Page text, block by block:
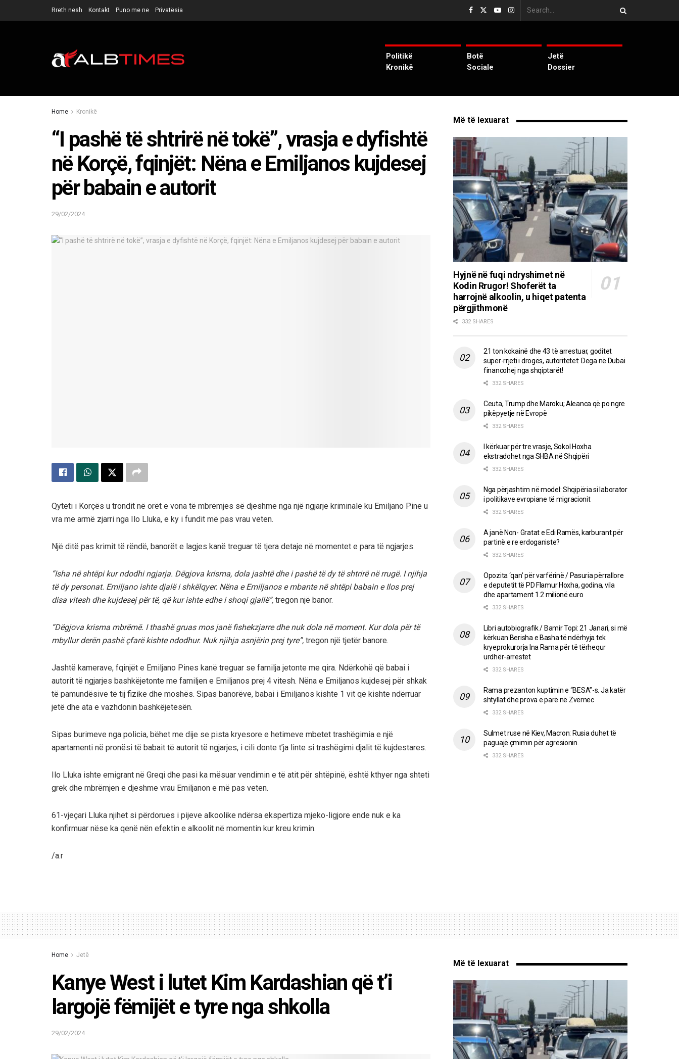
Rreth nesh Kontakt Puno me ne Privatësia
Politikë
Kronikë
Botë
Sociale
Jetë
Dossier
Home Kronikë
“I pashë të shtrirë në tokë”, vrasja e dyfishtë
në Korçë, fqinjët: Nëna e Emiljanos kujdesej
për babain e autorit
29/02/2024
Qyteti i Korçës u trondit në orët e vona të mbrëmjes së djeshme nga një ngjarje kriminale ku Emiljano Pine u
vra me armë zjarri nga Ilo Lluka, e ky i fundit më pas vrau veten.
Një ditë pas krimit të rëndë, banorët e lagjes kanë treguar të tjera detaje në momentet e para të ngjarjes.
“Isha në shtëpi kur ndodhi ngjarja. Dëgjova krisma, dola jashtë dhe i pashë të dy të shtrirë në rrugë. I njihja
të dy personat. Emiljano ishte djalë i shkëlqyer. Nëna e Emiljanos e mbante në shtëpi babain e Ilos prej
disa vitesh dhe kujdesej për të, që kur ishte edhe i shoqi gjallë”, tregon një banor.
“Dëgjova krisma mbrëmë. I thashë gruas mos janë fishekzjarre dhe nuk dola në moment. Kur dola për të
mbyllur derën pashë çfarë kishte ndodhur. Nuk njihja asnjërin prej tyre”, tregon një tjetër banore.
Jashtë kamerave, fqinjët e Emiljano Pines kanë treguar se familja jetonte me qira. Ndërkohë që babai i
autorit të ngjarjes bashkëjetonte me familjen e Emiljanos prej 4 vitesh. Nëna e Emiljanos kujdesej për shkak
të pamundësive të tij fizike dhe moshës. Sipas banorëve, babai i Emiljanos kishte 1 vit që kishte ndërruar
jetë dhe ata e vazhdonin bashkëjetesën.
Sipas burimeve nga policia, bëhet me dije se pista kryesore e hetimeve mbetet trashëgimia e një
apartamenti në pronësi të babait të autorit të ngjarjes, i cili donte t’ja linte si trashëgimi djalit të kujdestares.
Ilo Lluka ishte emigrant në Greqi dhe pasi ka mësuar vendimin e të atit për shtëpinë, është kthyer nga shteti
grek dhe mbrëmjen e djeshme vrau Emiljanon e më pas veten.
61-vjeçari Lluka njihet si përdorues i pijeve alkoolike ndërsa ekspertiza mjeko-ligjore ende nuk e ka
konfirmuar nëse ka qenë nën efektin e alkoolit në momentin kur kreu krimin.
/a.r
Më të lexuarat
Hyjnë në fuqi ndryshimet në
Kodin Rrugor! Shoferët ta
harrojnë alkoolin, u hiqet patenta
përgjithmonë
332 SHARES
21 ton kokainë dhe 43 të arrestuar, goditet
super-rrjeti i drogës, autoritetet: Dega në Dubai
financohej nga shqiptarët!
332 SHARES
Ceuta, Trump dhe Maroku; Aleanca që po ngre
pikëpyetje në Evropë
332 SHARES
I kërkuar për tre vrasje, Sokol Hoxha
ekstradohet nga SHBA në Shqipëri
332 SHARES
Nga përjashtim në model: Shqipëria si laborator
i politikave evropiane të migracionit
332 SHARES
A janë Non- Gratat e Edi Ramës, karburant për
partinë e re erdoganiste?
332 SHARES
Opozita ‘qan’ për varfërinë / Pasuria përrallore
e deputetit të PD Flamur Hoxha, godina, vila
dhe apartament 1.2 milionë euro
332 SHARES
Libri autobiografik / Bamir Topi: 21 Janari, si më
kërkuan Berisha e Basha të ndërhyja tek
kryeprokurorja Ina Rama për të tërhequr
urdhër-arrestet
332 SHARES
Rama prezanton kuptimin e “BESA”-s. Ja katër
shtyllat dhe prova e parë në Zvërnec
332 SHARES
Sulmet ruse në Kiev, Macron: Rusia duhet të
paguajë çmimin për agresionin.
332 SHARES
Home Jetë
Kanye West i lutet Kim Kardashian që t’i
largojë fëmijët e tyre nga shkolla
29/02/2024
Më të lexuarat